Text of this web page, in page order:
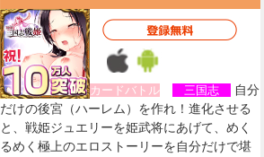
カードバトル 三国志
自分
だけの後宮（ハーレム）を作れ！進化させる
と、戦姫ジュエリーを姫武将にあげて、めく
るめく極上のエロストーリーを自分だけで堪